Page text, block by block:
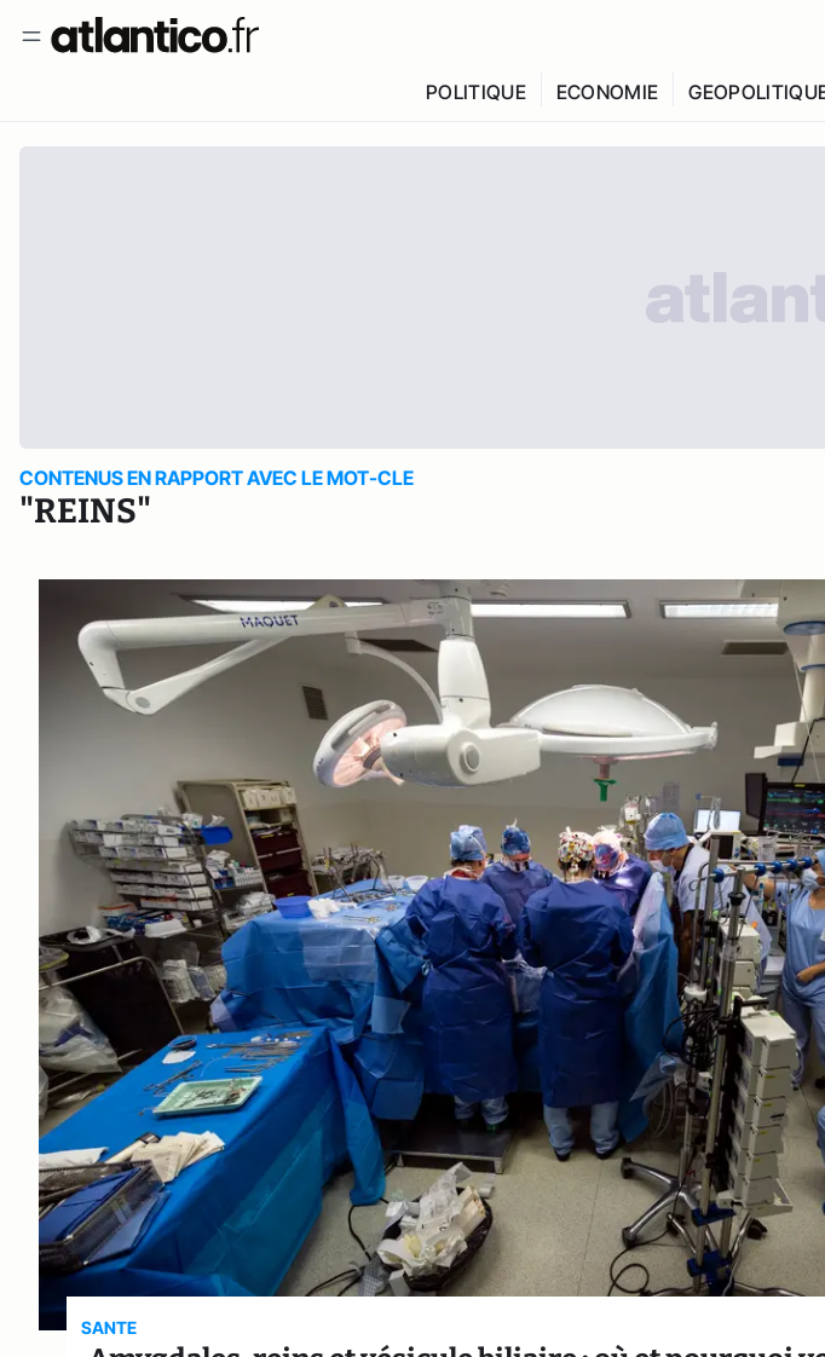
POLITIQUE ECONOMIE
CONTENUS EN RAPPORT AVEC LE MOT-CLE
"REINS"
SANTE